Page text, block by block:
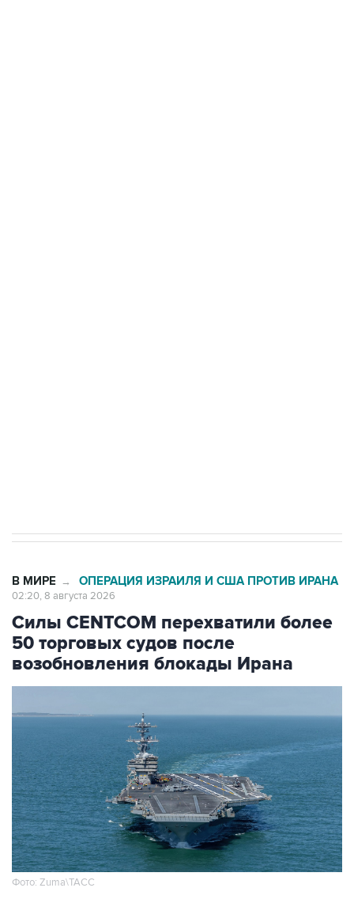
В МИРЕ → ОПЕРАЦИЯ ИЗРАИЛЯ И США ПРОТИВ ИРАНА
02:20, 8 августа 2026
Силы CENTCOM перехватили более
50 торговых судов после
возобновления блокады Ирана
Фото: Zuma\ТАСС